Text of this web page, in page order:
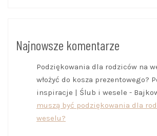
Najnowsze komentarze
Podziękowania dla rodziców na
włożyć do kosza prezentowego?
inspiracje | Ślub i wesele -
muszą być podziękowania dla
weselu?